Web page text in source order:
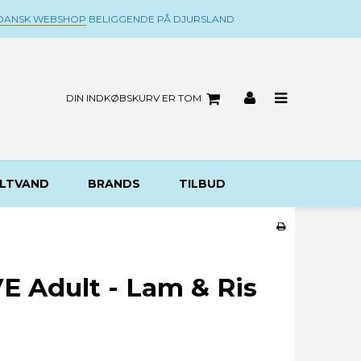
WEBSHOP BELIGGENDE PÅ DJURSLAND
DIN INDKØBSKURV ER TOM
BRANDS TILBUD
Adult - Lam & Ris